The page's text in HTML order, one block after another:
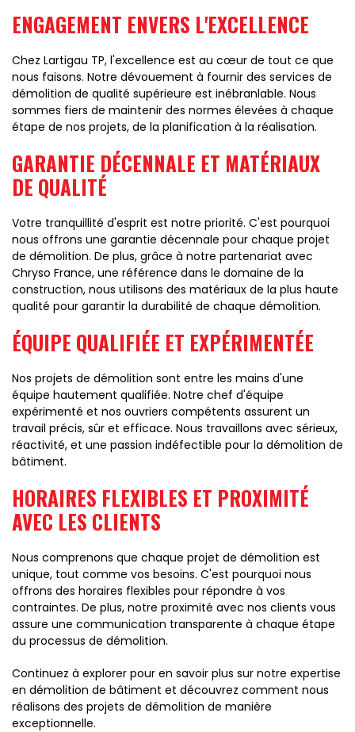
ENGAGEMENT ENVERS L'EXCELLENCE
Chez Lartigau TP, l'excellence est au cœur de tout ce que
nous faisons. Notre dévouement à fournir des services de
démolition de qualité supérieure est inébranlable. Nous
sommes fiers de maintenir des normes élevées à chaque
étape de nos projets, de la planification à la réalisation.
GARANTIE DÉCENNALE ET MATÉRIAUX
DE QUALITÉ
Votre tranquillité d'esprit est notre priorité. C'est pourquoi
nous offrons une garantie décennale pour chaque projet
de démolition. De plus, grâce à notre partenariat avec
Chryso France, une référence dans le domaine de la
construction, nous utilisons des matériaux de la plus haute
qualité pour garantir la durabilité de chaque démolition.
ÉQUIPE QUALIFIÉE ET EXPÉRIMENTÉE
Nos projets de démolition sont entre les mains d'une
équipe hautement qualifiée. Notre chef d'équipe
expérimenté et nos ouvriers compétents assurent un
travail précis, sûr et efficace. Nous travaillons avec sérieux,
réactivité, et une passion indéfectible pour la démolition de
bâtiment.
HORAIRES FLEXIBLES ET PROXIMITÉ
AVEC LES CLIENTS
Nous comprenons que chaque projet de démolition est
unique, tout comme vos besoins. C'est pourquoi nous
offrons des horaires flexibles pour répondre à vos
contraintes. De plus, notre proximité avec nos clients vous
assure une communication transparente à chaque étape
du processus de démolition.
Continuez à explorer pour en savoir plus sur notre expertise
en démolition de bâtiment et découvrez comment nous
réalisons des projets de démolition de manière
exceptionnelle.